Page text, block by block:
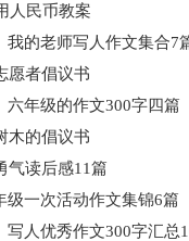
人民币教案
我的老师写人作文集合7
愿者倡议书
六年级的作文300字四篇
木的倡议书
气读后感11篇
级一次活动作文集锦6篇
写人优秀作文300字汇总